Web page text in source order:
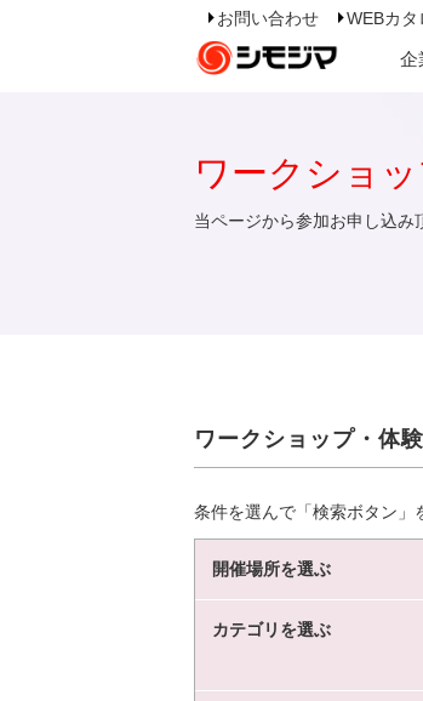
お問い合わせ WEBカタ
企
ワークショ
当ページから参加お申し込み
ワークショップ・体
条件を選んで「検索ボタン」
開催場所を選ぶ
カテゴリを選ぶ